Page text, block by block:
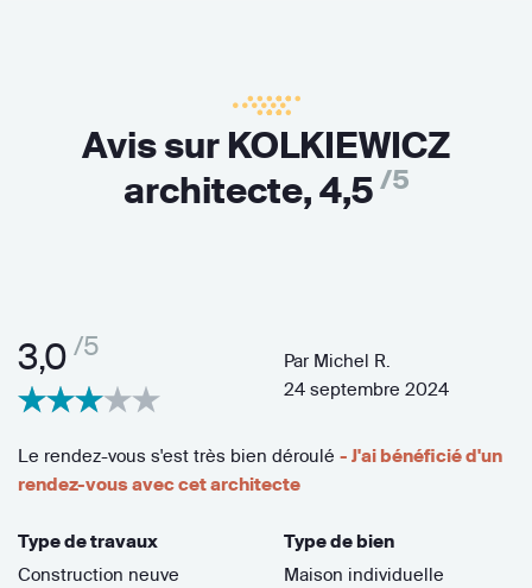
Avis sur KOLKIEWICZ
architecte,4,5 /5
3,0 /5 Par Michel R.
24 septembre 2024
Le rendez-vous s'est très bien déroulé - J'ai bénéficié d'un
rendez-vous avec cet architecte
Type de travaux
Construction neuve
Type de bien
Maison individuelle